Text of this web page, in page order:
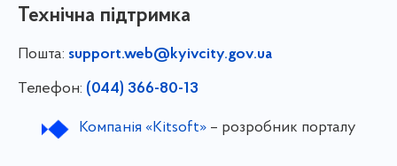
Технічна підтримка
Пошта: support.web@kyivcity.gov.ua
Телефон: (044) 366-80-13
Компанія «Kitsoft»– розробник порталу